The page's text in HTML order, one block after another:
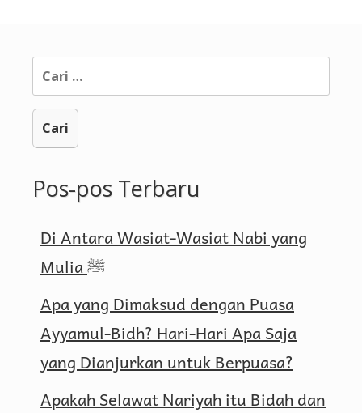
Cari
untuk:
Pos-pos Terbaru
Di Antara Wasiat-Wasiat Nabi yang
Mulia ﷺ
Apa yang Dimaksud dengan Puasa
Ayyamul-Bidh? Hari-Hari Apa Saja
yang Dianjurkan untuk Berpuasa?
Apakah Selawat Nariyah itu Bidah dan